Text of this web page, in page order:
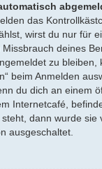
das
wirst du nur für
deines
zu bleiben,
beim Anmelden
du dich an einem
Internetcafé,
dann wurde sie
ausgeschaltet.